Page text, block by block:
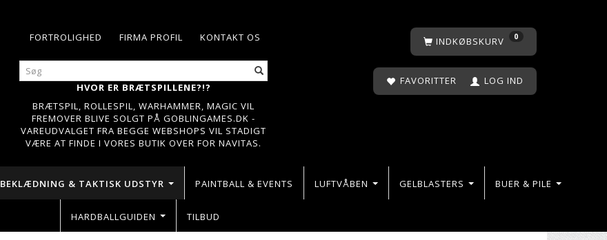
KONTAKT OS
FIRMA PROFIL
FORTROLIGHED
HVOR ER BRÆTSPILLENE?!?
BRÆTSPIL, ROLLESPIL, WARHAMMER, MAGIC VIL
FREMOVER BLIVE SOLGT PÅ GOBLINGAMES.DK -
VAREUDVALGET FRA BEGGE WEBSHOPS VIL STADIGT
VÆRE AT FINDE I VORES BUTIK OVER FOR NAVITAS.
INDKØBSKURV 0
FAVORITTER LOG IND
BEKLÆDNING & TAKTISK UDSTYR PAINTBALL & EVENTS LUFTVÅBEN GELBLASTERS BUER & PILE
HARDBALLGUIDEN TILBUD